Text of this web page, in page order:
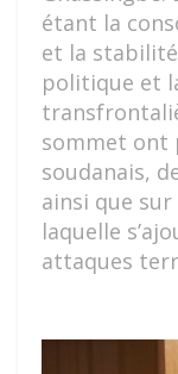
étant la
et la
politique et
sommet ont
soudanais,
ainsi que
laquelle
attaques